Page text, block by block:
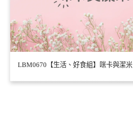
LBM0670【生活、好食組】咪卡與潔米